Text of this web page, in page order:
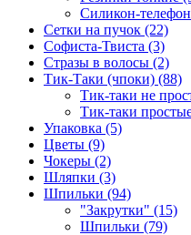
Силикон-
Сетки на пучок (22)
Софиста-Твиста (3)
Стразы в волосы (2)
Тик-Таки (чпоки) (88)
Тик-таки не
Тик-таки
Упаковка (5)
Цветы (9)
Чокеры (2)
Шляпки (3)
Шпильки (94)
"Закрутки" (15)
Шпильки (79)